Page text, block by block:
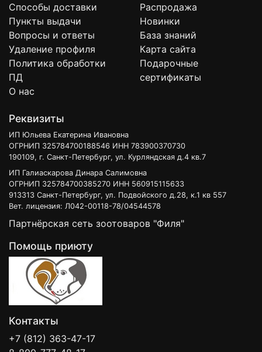
Способы доставки
Пункты выдачи
Вопросы и ответы
Удаление профиля
Политика обработки
ПД
О нас
Распродажа
Новинки
База знаний
Карта сайта
Подарочные
сертификаты
Реквизиты
ИП Юльева Екатерина Ивановна
ОГРНИП 325784700188546 ИНН 783900370730
190109, г. Санкт-Петербург, ул. Курляндская д.4 кв.7
ИП Галиаскарова Динара Салимовна
ОГРНИП 325784700385270 ИНН 560915115633
913313 Санкт-Петербург, ул. Подвойского д.28, к.1 кв 557
Вет. лицензия: Л042-00118-78/04544578
Партнёрская сеть зоотоваров "Филя"
Помощь приюту
Контакты
+7 (812) 363-47-17